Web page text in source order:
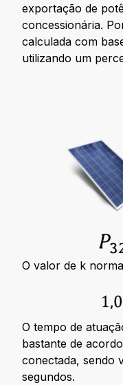
exportação de
concessionária.
calculada com
utilizando um
O valor de k
O tempo de
bastante de
conectada, sendo
segundos.